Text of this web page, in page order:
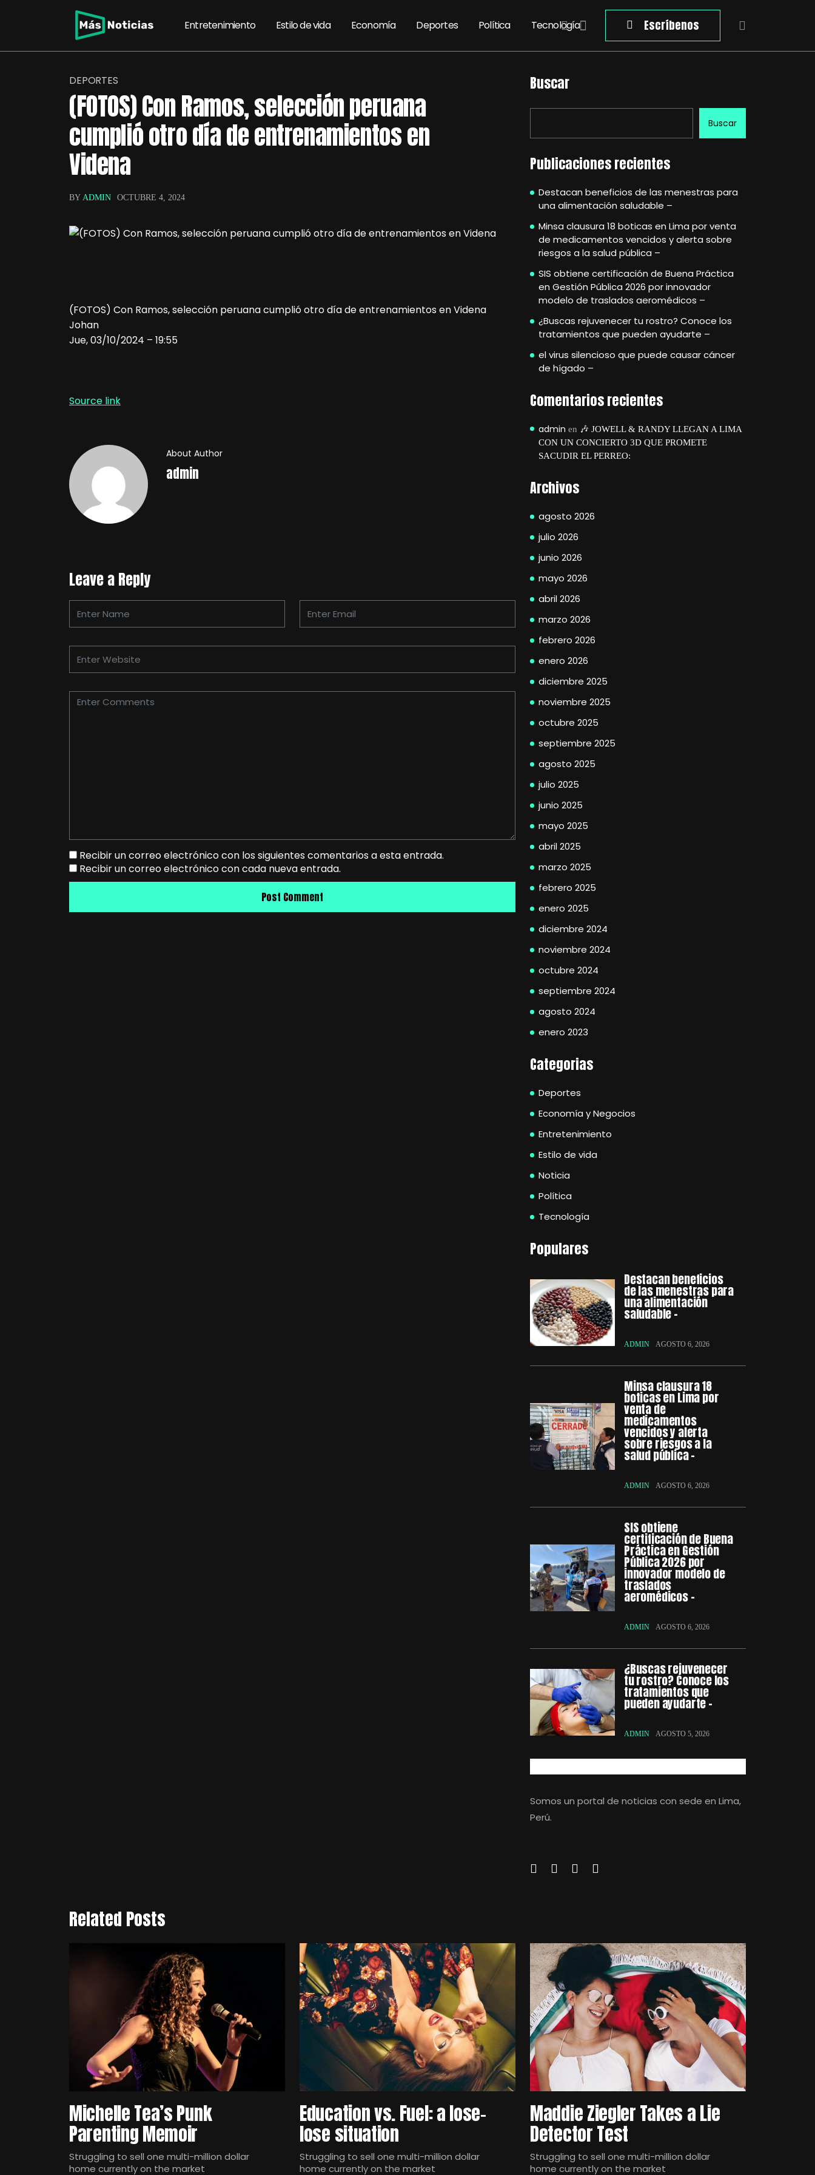
Entretenimiento Estilo de vida Economía Deportes Política Tecnología Escríbenos
DEPORTES
(FOTOS) Con Ramos, selección peruana
cumplió otro día de entrenamientos en
Videna
BY ADMIN OCTUBRE 4, 2024
(FOTOS) Con Ramos, selección peruana cumplió otro día de entrenamientos en Videna
Johan
Jue, 03/10/2024 – 19:55
Source link
About Author
admin
Leave a Reply
Recibir un correo electrónico con los siguientes comentarios a esta entrada.
Recibir un correo electrónico con cada nueva entrada.
Buscar
Buscar
Publicaciones recientes
Destacan beneficios de las menestras para
una alimentación saludable –
Minsa clausura 18 boticas en Lima por venta
de medicamentos vencidos y alerta sobre
riesgos a la salud pública –
SIS obtiene certificación de Buena Práctica
en Gestión Pública 2026 por innovador
modelo de traslados aeromédicos –
¿Buscas rejuvenecer tu rostro? Conoce los
tratamientos que pueden ayudarte –
el virus silencioso que puede causar cáncer
de hígado –
Comentarios recientes
admin en 🎶 JOWELL & RANDY LLEGAN A LIMA
CON UN CONCIERTO 3D QUE PROMETE
SACUDIR EL PERREO:
Archivos
agosto 2026
julio 2026
junio 2026
mayo 2026
abril 2026
marzo 2026
febrero 2026
enero 2026
diciembre 2025
noviembre 2025
octubre 2025
septiembre 2025
agosto 2025
julio 2025
junio 2025
mayo 2025
abril 2025
marzo 2025
febrero 2025
enero 2025
diciembre 2024
noviembre 2024
octubre 2024
septiembre 2024
agosto 2024
enero 2023
Categorias
Deportes
Economía y Negocios
Entretenimiento
Estilo de vida
Noticia
Política
Tecnología
Populares
Destacan beneficios
de las menestras para
una alimentación
saludable –
ADMIN AGOSTO 6, 2026
Minsa clausura 18
boticas en Lima por
venta de
medicamentos
vencidos y alerta
sobre riesgos a la
salud pública –
ADMIN AGOSTO 6, 2026
SIS obtiene
certificación de Buena
Práctica en Gestión
Pública 2026 por
innovador modelo de
traslados
aeromédicos –
ADMIN AGOSTO 6, 2026
¿Buscas rejuvenecer
tu rostro? Conoce los
tratamientos que
pueden ayudarte –
ADMIN AGOSTO 5, 2026
Somos un portal de noticias con sede en Lima,
Perú.
Related Posts
Michelle Tea’s Punk
Parenting Memoir
Struggling to sell one multi-million dollar
home currently on the market
Education vs. Fuel: a lose-
lose situation
Struggling to sell one multi-million dollar
home currently on the market
Maddie Ziegler Takes a Lie
Detector Test
Struggling to sell one multi-million dollar
home currently on the market